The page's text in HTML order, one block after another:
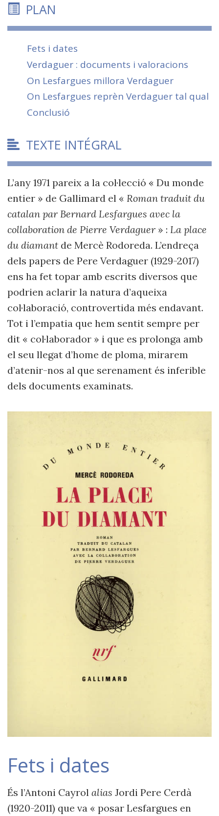
PLAN
Fets i dates
Verdaguer : documents i valoracions
On Lesfargues millora Verdaguer
On Lesfargues reprèn Verdaguer tal qual
Conclusió
TEXTE INTÉGRAL
L’any 1971 pareix a la col·lecció « Du monde
entier » de Gallimard el « Roman traduit du
catalan par Bernard Lesfargues avec la
collaboration de Pierre Verdaguer » : La place
du diamant de Mercè Rodoreda. L’endreça
dels papers de Pere Verdaguer (1929-2017)
ens ha fet topar amb escrits diversos que
podrien aclarir la natura d’aqueixa
col·laboració, controvertida més endavant.
Tot i l’empatia que hem sentit sempre per
dit « col·laborador » i que es prolonga amb
el seu llegat d’home de ploma, mirarem
d’atenir-nos al que serenament és inferible
dels documents examinats.
Fets i dates
És l’Antoni Cayrol alias Jordi Pere Cerdà
(1920-2011) que va « posar Lesfargues en